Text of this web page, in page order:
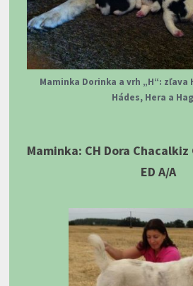
Maminka Dorinka a vrh „H“:
Hádes, Hera a
Maminka: CH Dora
ED A/A